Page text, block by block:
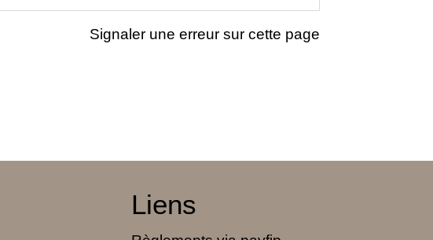
Signaler une erreur sur cette page
Liens